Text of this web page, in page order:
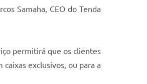
Samaha, CEO do Tenda
permitirá que os clientes
exclusivos, ou para a